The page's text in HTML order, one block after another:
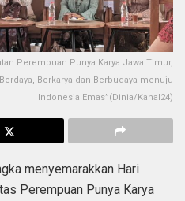
Perempuan Punya Karya Jawa Timur,
Berkarya dan Berbudaya menuju
Indonesia Emas”(Dinia/Kanal24)
menyemarakkan Hari
Perempuan Punya Karya